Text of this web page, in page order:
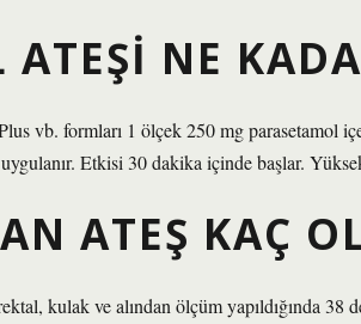
ATEŞI NE
vb. formları 1 ölçek 250 mg parasetamol
Etkisi 30 dakika içinde başlar.
ATEŞ KAÇ
kulak ve alından ölçüm yapıldığında 38